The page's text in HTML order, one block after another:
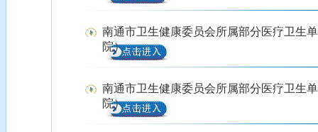
南通市卫生健康委员会所属部分医疗卫生
院）
南通市卫生健康委员会所属部分医疗卫生
院）